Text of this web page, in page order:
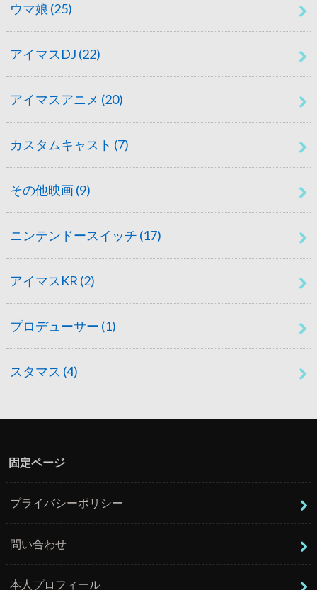
ウマ娘 (25)
アイマスDJ (22)
アイマスアニメ (20)
カスタムキャスト (7)
その他映画(9)
ニンテンドースイッチ (17)
アイマスKR(2)
プロデューサー (1)
スタマス (4)
固定ページ
プライバシーポリシー
問い合わせ
本人プロフィール